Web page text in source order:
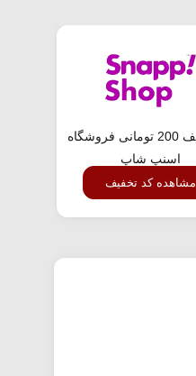
کد تخفیف 200 تومانی فروشگاه
اسنپ شاپ
مشاهده کد تخفیف